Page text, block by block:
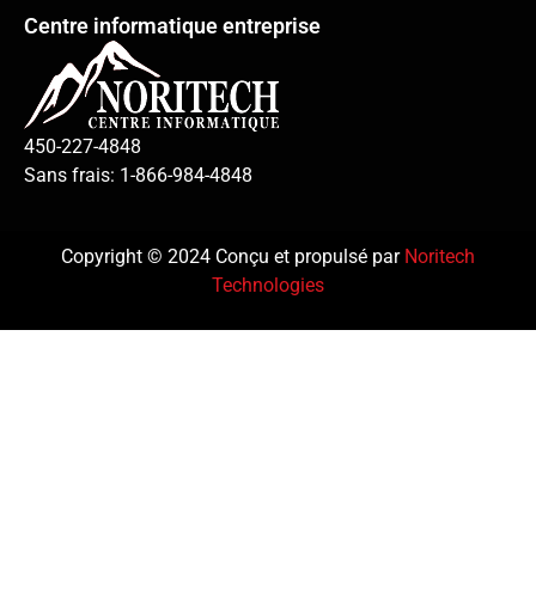
Centre informatique entreprise
450-227-4848
Sans frais: 1-866-984-4848
Copyright © 2024 Conçu et propulsé par Noritech
Technologies